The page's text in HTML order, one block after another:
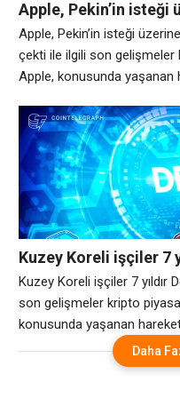
Apple, Pekin’in isteği
Bitchat’ini Çin’den
Apple, Pekin’in isteği
çekti ile ilgili son gelişmeler
Apple, konusunda yaşanan
riskler olabileceğini
etmesi önerilir. Kaynak:
Kuzey Koreli işçiler 7
Araştırmacı
Kuzey Koreli işçiler 7 yıldır
son gelişmeler kripto
konusunda yaşanan
Kuzey için önümüzdeki
olabileceğini belirtiyor.
Daha